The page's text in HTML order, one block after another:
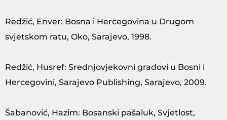
Redžić, Enver: Bosna i Hercegovina u Drugom
svjetskom ratu, Oko, Sarajevo, 1998.
Redžić, Husref: Srednjovjekovni gradovi u Bosni i
Hercegovini, Sarajevo Publishing, Sarajevo, 2009.
Šabanović, Hazim: Bosanski pašaluk, Svjetlost,